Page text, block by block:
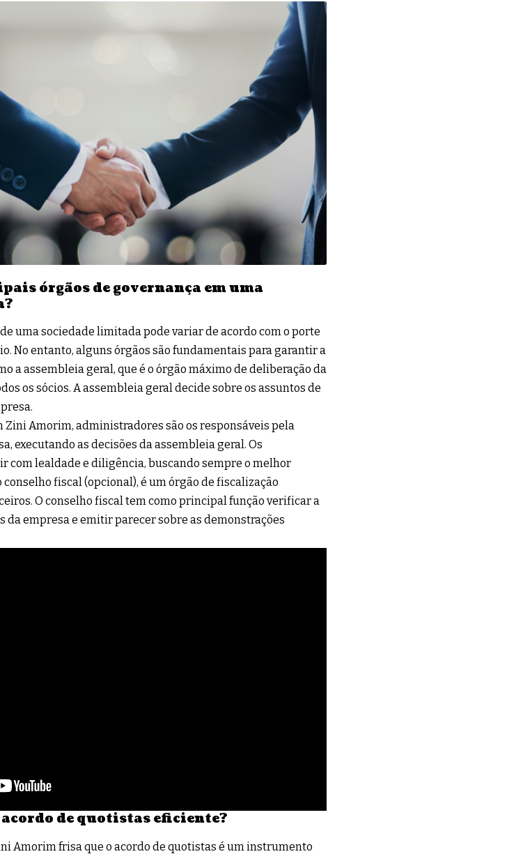
órgãos de governança em uma
uma sociedade limitada pode variar de acordo com o porte
No entanto, alguns órgãos são fundamentais para garantir a
a assembleia geral, que é o órgão máximo de deliberação da
os sócios. A assembleia geral decide sobre os assuntos de
Zini Amorim, administradores são os responsáveis pela
executando as decisões da assembleia geral. Os
com lealdade e diligência, buscando sempre o melhor
conselho fiscal (opcional), é um órgão de fiscalização
O conselho fiscal tem como principal função verificar a
da empresa e emitir parecer sobre as demonstrações
de quotistas eficiente?
Amorim frisa que o acordo de quotistas é um instrumento